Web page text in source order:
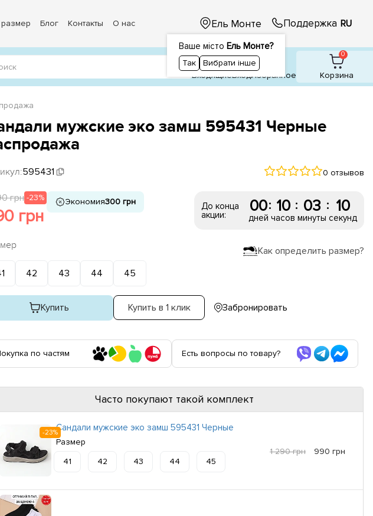
Блог Контакты О нас Ель Монте
Ваше місто Ель Монте?
Так Вибрати інше
Поддержка RU
1
ВходящиеВходИзбранное
0
Корзина
мужские эко замш 595431 Черные
595431 0 отзывов
грн -23%
грн
Экономия300 грн
До конца
акции:
00
дней
: 10
часов
: 03
минуты
: 09
секунд
Как определить размер?
42 43 44 45
Купить Купить в 1 клик Забронировать
по частям Есть вопросы по товару?
Часто покупают такой комплект
-23%Сандали мужские эко замш 595431 Черные
Размер
41
42 43 44 45
1 290 грн 990 грн